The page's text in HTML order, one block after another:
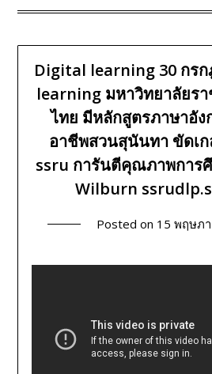
Digital learning 30 กร
learning มหาวิทยาลัยร
ไทย มีหลักสูตรภาษาอัง
อาชีพสวนสุนันทา ขัดเ
ssru การันตีคุณภาพการ
Wilburn
Posted on 15 พฤษภ